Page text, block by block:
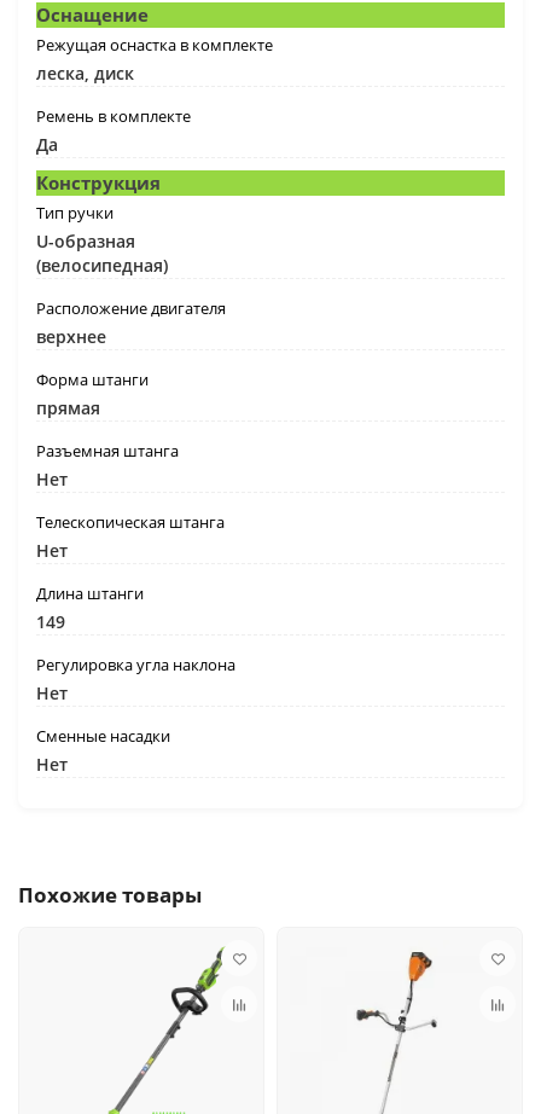
Оснащение
Режущая оснастка в комплекте
леска, диск
Ремень в комплекте
Да
Конструкция
Тип ручки
U-образная
(велосипедная)
Расположение двигателя
верхнее
Форма штанги
прямая
Разъемная штанга
Нет
Телескопическая штанга
Нет
Длина штанги
149
Регулировка угла наклона
Нет
Сменные насадки
Нет
Похожие товары